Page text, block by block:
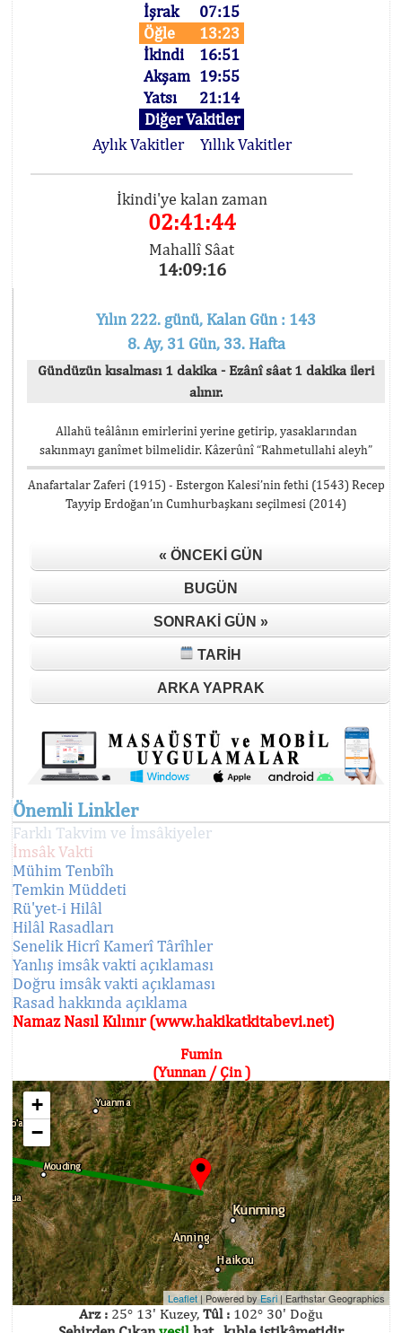
İşrak
07:15
Öğle
13:23
İkindi
16:51
Akşam 19:55
Yatsı
21:14
Diğer Vakitler
Aylık Vakitler
Yıllık Vakitler
İkindi'ye kalan zaman
02:41:44
Mahallî Sâat
14:09:16
Yılın 222. günü, Kalan Gün : 143
8. Ay, 31 Gün, 33. Hafta
Gündüzün kısalması 1 dakika - Ezânî sâat 1 dakika ileri
alınır.
Allahü teâlânın emirlerini yerine getirip, yasaklarından
sakınmayı ganîmet bilmelidir. Kâzerûnî “Rahmetullahi aleyh”
Anafartalar Zaferi (1915) - Estergon Kalesi’nin fethi (1543) Recep
Tayyip Erdoğan’ın Cumhurbaşkanı seçilmesi (2014)
« ÖNCEKI GÜN
BUGÜN
SONRAKI GÜN »
TARIH
ARKA YAPRAK
Önemli Linkler
Farklı Takvim ve İmsâkiyeler
İmsâk Vakti
Mühim Tenbîh
Temkin Müddeti
Rü'yet-i Hilâl
Hilâl Rasadları
Senelik Hicrî Kamerî Târîhler
Yanlış imsâk vakti açıklaması
Doğru imsâk vakti açıklaması
Rasad hakkında açıklama
Namaz Nasıl Kılınır (www.hakikatkitabevi.net)
Fumin
(Yunnan / Çin )
+
−
Leaflet | Powered byEsri | Earthstar Geographics
Arz : 25° 13' Kuzey, Tûl : 102° 30' Doğu